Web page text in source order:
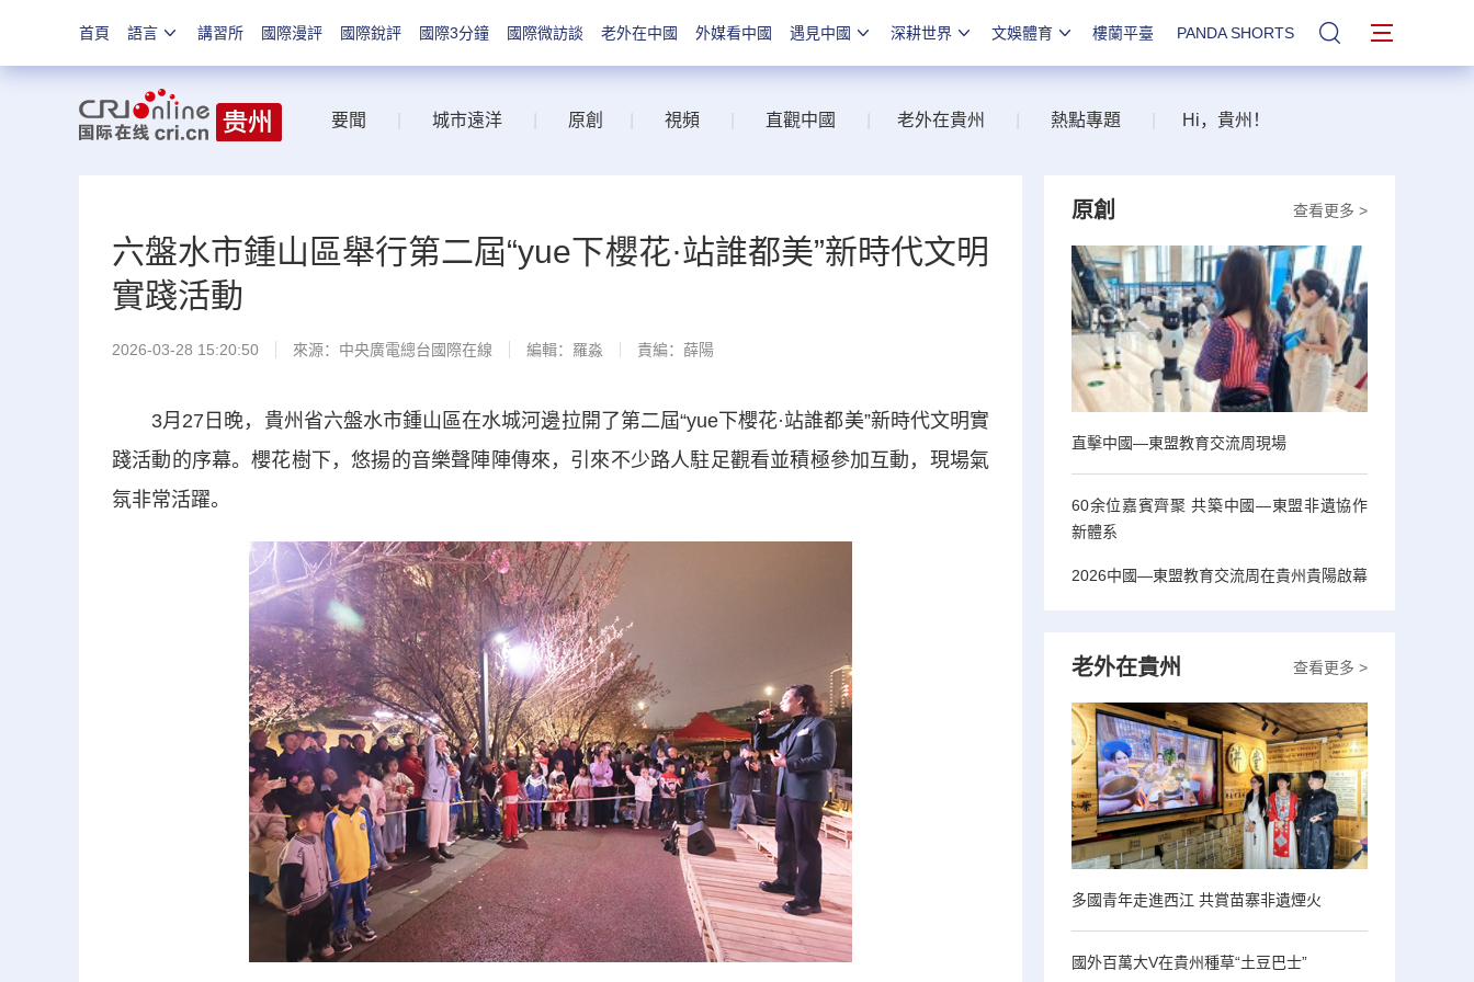
首頁 語言 講習所 國際漫評 國際銳評 國際3分鐘 國際微訪談 老外在中國 外媒看中國 遇見中國 深耕世界 文娛體育 樓蘭平臺 PANDA SHORTS 站內搜索
要聞 城市遠洋 原創 視頻 直觀中國 老外在貴州 熱點專題 Hi，貴州！
六盤水市鍾山區舉行第二屆“yue下櫻花·站誰都美”新時代文明
實踐活動
2026-03-28 15:20:50 來源：中央廣電總台國際在線 編輯：羅淼 責編：薛陽
3月27日晚，貴州省六盤水市鍾山區在水城河邊拉開了第二屆“yue下櫻花·站誰都美”新時代文明實
踐活動的序幕。櫻花樹下，悠揚的音樂聲陣陣傳來，引來不少路人駐足觀看並積極參加互動，現場氣
氛非常活躍。
查看更多 >
原創
直擊中國—東盟教育交流周現場
60余位嘉賓齊聚 共築中國—東盟非遺協作
新體系
2026中國—東盟教育交流周在貴州貴陽啟幕
查看更多 >
老外在貴州
多國青年走進西江 共賞苗寨非遺煙火
國外百萬大V在貴州種草“土豆巴士”